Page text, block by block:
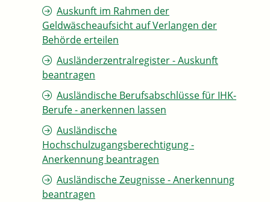
Auskunft im Rahmen der
Geldwäscheaufsicht auf Verlangen der
Behörde erteilen
Ausländerzentralregister - Auskunft
beantragen
Ausländische Berufsabschlüsse für IHK-
Berufe - anerkennen lassen
Ausländische
Hochschulzugangsberechtigung -
Anerkennung beantragen
Ausländische Zeugnisse - Anerkennung
beantragen